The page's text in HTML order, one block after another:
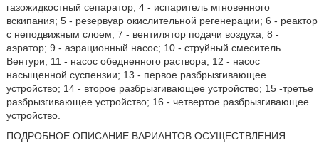
газожидкостный сепаратор; 4 - испаритель мгновенного
вскипания; 5 - резервуар окислительной регенерации; 6 - реактор
с неподвижным слоем; 7 - вентилятор подачи воздуха; 8 -
аэратор; 9 - аэрационный насос; 10 - струйный смеситель
Вентури; 11 - насос обедненного раствора; 12 - насос
насыщенной суспензии; 13 - первое разбрызгивающее
устройство; 14 - второе разбрызгивающее устройство; 15 -третье
разбрызгивающее устройство; 16 - четвертое разбрызгивающее
устройство.
ПОДРОБНОЕ ОПИСАНИЕ ВАРИАНТОВ ОСУЩЕСТВЛЕНИЯ